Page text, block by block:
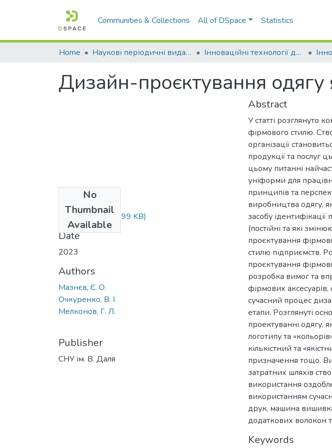
Communities & Collections All of DSpace Statistics
Home Наукові періодичні видання СНУ ім. В. Даля Інноваційні технології для промисловості
Дизайн-проєктування
No
Thumbnail
Available
05_182.pdf(348.99 KB)
Date
2023
Authors
Мазнєв, Є. О.
Очкуренко, В. І.
Мелконов, Г. Л.
Publisher
СНУ ім. В. Даля
Abstract
У статті розглянуто
фірмового стилю.
організації
продукції та послуг
цьому питанні
уніформи для
принципів та
виробництва одягу,
засобу
(постійні та які
проєктування
стилю підприємств.
проєктування
розробка вимог та
фірмових
сучасний процес
етапи. Розглянуті
проектуванні одягу,
логотипу та
кількістний та
призначення тощо.
затратних шляхів
використання
використанням
друк, машина
додаткових волокон
Keywords